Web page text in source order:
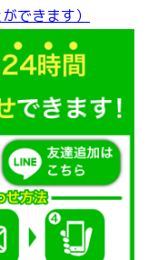
できます）